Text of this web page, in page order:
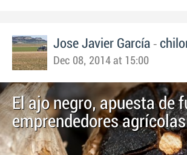
Jose Javier García -
Dec 08, 2014 at 15:00
El ajo negro, apuesta de
emprendedores agrícolas